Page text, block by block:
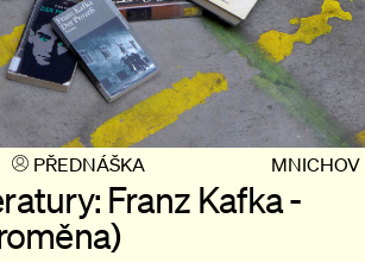
PŘEDNÁŠKA MNICHOV
Franz Kafka -